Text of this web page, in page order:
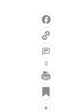
Điện ảnh
0